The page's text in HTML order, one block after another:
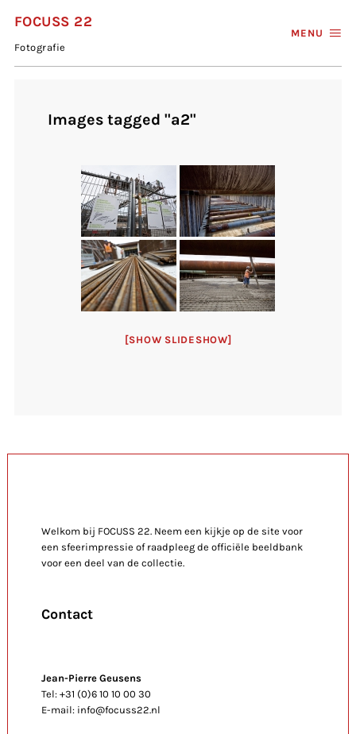
FOCUSS 22
Fotografie
MENU
Images tagged "a2"
[SHOW SLIDESHOW]
Welkom bij FOCUSS 22. Neem een kijkje op de site voor
een sfeerimpressie of raadpleeg de officiële beeldbank
voor een deel van de collectie.
Contact
Jean-Pierre Geusens
Tel: +31 (0)6 10 10 00 30
E-mail: info@focuss22.nl